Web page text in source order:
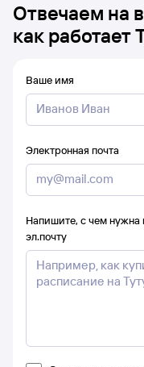
Отвечаем на
как работает
Ваше имя
Электронная почта
Напишите, с чем нужна
эл.почту